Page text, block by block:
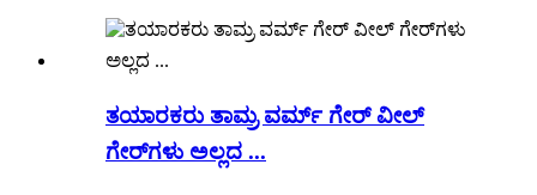
ತಯಾರಕರು ತಾಮ್ರ ವರ್ಮ್ ಗೇರ್ ವೀಲ್
ಗೇರ್‌ಗಳು ಅಲ್ಲದ ...